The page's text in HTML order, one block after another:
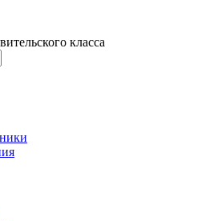
класса